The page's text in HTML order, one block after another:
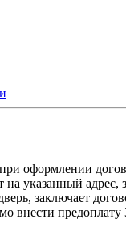
оформлении
на указанный адрес,
заключает
внести предоплату